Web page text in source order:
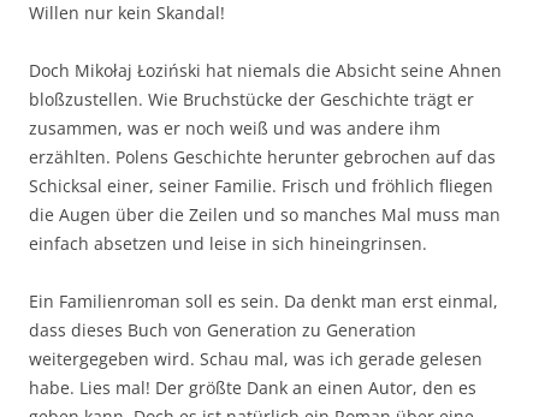
Willen nur kein Skandal!
Doch Mikołaj Łoziński hat niemals die Absicht seine Ahnen
bloßzustellen. Wie Bruchstücke der Geschichte trägt er
zusammen, was er noch weiß und was andere ihm
erzählten. Polens Geschichte herunter gebrochen auf das
Schicksal einer, seiner Familie. Frisch und fröhlich fliegen
die Augen über die Zeilen und so manches Mal muss man
einfach absetzen und leise in sich hineingrinsen.
Ein Familienroman soll es sein. Da denkt man erst einmal,
dass dieses Buch von Generation zu Generation
weitergegeben wird. Schau mal, was ich gerade gelesen
habe. Lies mal! Der größte Dank an einen Autor, den es